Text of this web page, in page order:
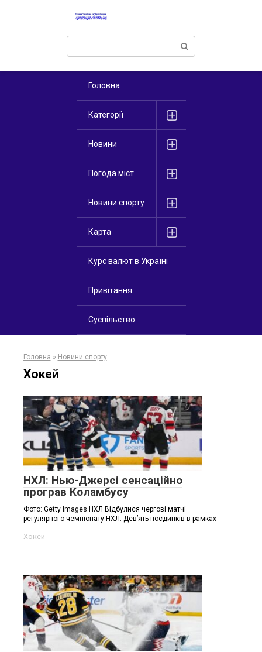
Поиск:
Головна
Категорії
Новини
Погода міст
Новини спорту
Карта
Курс валют в Україні
Привітання
Суспільство
Головна » Новини спорту
Хокей
НХЛ: Нью-Джерсі сенсаційно
програв Коламбусу
Фото: Getty Images НХЛ Відбулися чергові матчі
регулярного чемпіонату НХЛ. Дев’ять поєдинків в рамках
Хокей